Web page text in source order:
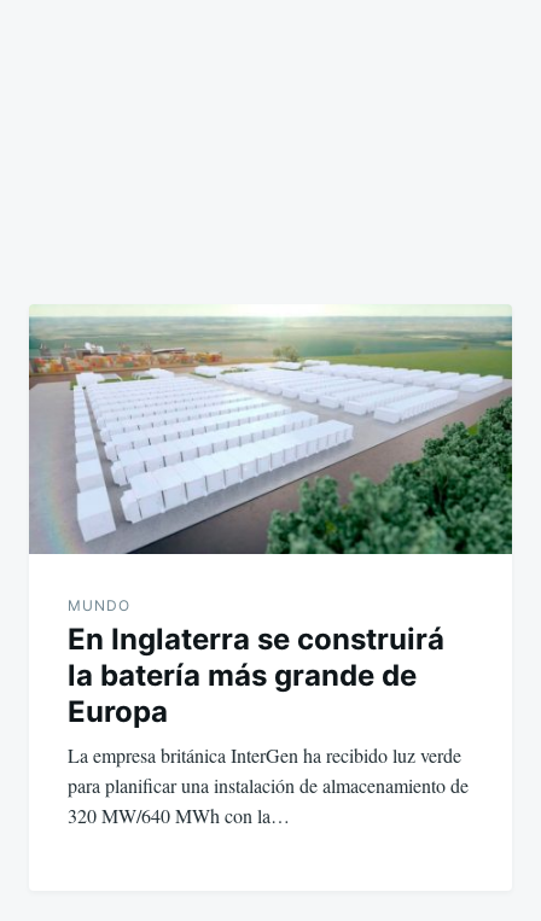
MUNDO
En Inglaterra se construirá
la batería más grande de
Europa
La empresa británica InterGen ha recibido luz verde
para planificar una instalación de almacenamiento de
320 MW/640 MWh con la…